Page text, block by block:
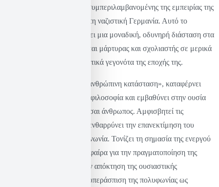
γεγονότα του 20ού αιώνα, συμπεριλαμβανομένης της εμπειρίας της
ως Εβραία πρόσφυγας από τη ναζιστική Γερμανία. Αυτό το
βιωματικό πλαίσιο προσδίδει μια μοναδική, οδυνηρή διάσταση στα
γραπτά της, καθώς καθίσταται μάρτυρας και σχολιαστής σε μερικά
από τα πλέον μετασχηματιστικά γεγονότα της εποχής της.
Στο magnum opus της, «Η ανθρώπινη κατάσταση», καταφέρνει
βαθιές τομές στην πολιτική φιλοσοφία και εμβαθύνει στην ουσία
του τι σημαίνει τελικά να είσαι άνθρωπος. Αμφισβητεί τις
συμβατικές αντιλήψεις και ενθαρρύνει την επανεκτίμηση του
ρόλου του ατόμου στην κοινωνία. Τονίζει τη σημασία της ενεργού
συμμετοχής στη δημόσια σφαίρα για την πραγματοποίηση της
αληθινής ελευθερίας και την απόκτηση της ουσιαστικής
ανθρώπινης ταυτότητας. Η υπεράσπιση της πολυφωνίας ως